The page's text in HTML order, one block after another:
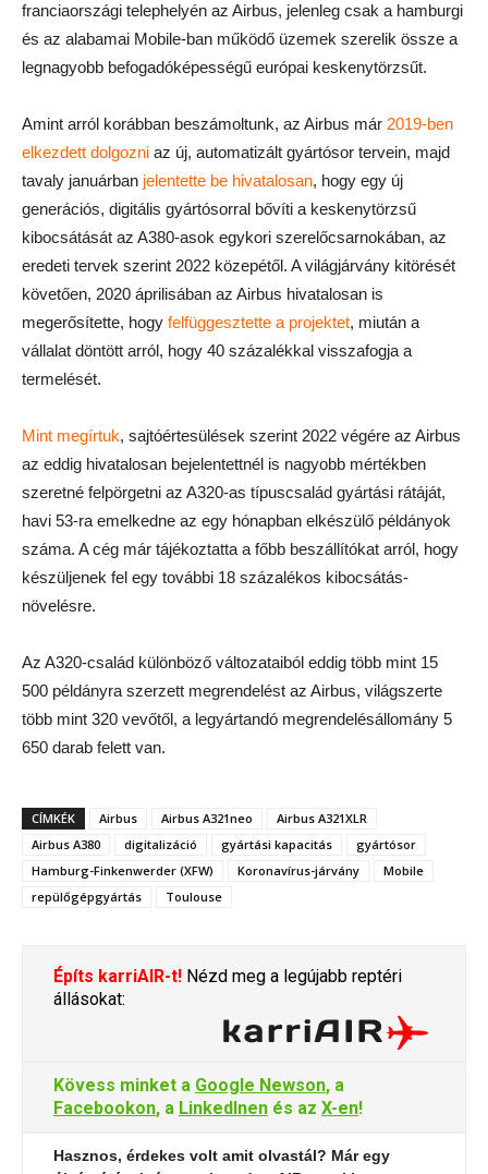
franciaországi telephelyén az Airbus, jelenleg csak a hamburgi
és az alabamai Mobile-ban működő üzemek szerelik össze a
legnagyobb befogadóképességű európai keskenytörzsűt.
Amint arról korábban beszámoltunk, az Airbus már 2019-ben
elkezdett dolgozni az új, automatizált gyártósor tervein, majd
tavaly januárban jelentette be hivatalosan, hogy egy új
generációs, digitális gyártósorral bővíti a keskenytörzsű
kibocsátását az A380-asok egykori szerelőcsarnokában, az
eredeti tervek szerint 2022 közepétől. A világjárvány kitörését
követően, 2020 áprilisában az Airbus hivatalosan is
megerősítette, hogy felfüggesztette a projektet, miután a
vállalat döntött arról, hogy 40 százalékkal visszafogja a
termelését.
Mint megírtuk, sajtóértesülések szerint 2022 végére az Airbus
az eddig hivatalosan bejelentettnél is nagyobb mértékben
szeretné felpörgetni az A320-as típuscsalád gyártási rátáját,
havi 53-ra emelkedne az egy hónapban elkészülő példányok
száma. A cég már tájékoztatta a főbb beszállítókat arról, hogy
készüljenek fel egy további 18 százalékos kibocsátás-
növelésre.
Az A320-család különböző változataiból eddig több mint 15
500 példányra szerzett megrendelést az Airbus, világszerte
több mint 320 vevőtől, a legyártandó megrendelésállomány 5
650 darab felett van.
CÍMKÉK Airbus Airbus A321neo
Airbus A321XLR
Airbus A380
digitalizáció gyártási kapacitás
gyártósor
Hamburg-Finkenwerder (XFW)
Koronavírus-járvány
Mobile
repülőgépgyártás
Toulouse
Építs karriAIR-t! Nézd meg a legújabb reptéri
állásokat:
Kövess minket a Google Newson, a
Facebookon, a LinkedInen és az X-en!
Hasznos, érdekes volt amit olvastál? Már egy